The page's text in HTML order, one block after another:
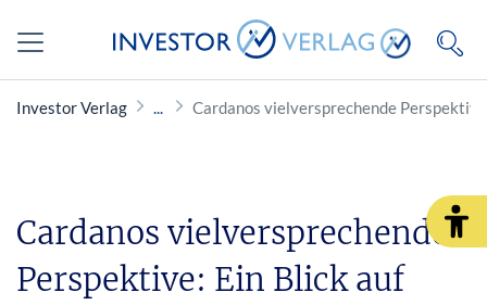
Investor Verlag Cardanos vielversprechende
Cardanos vielversprechende
Perspektive: Ein Blick auf